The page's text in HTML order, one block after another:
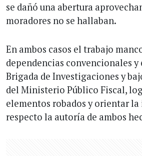
se dañó una abertura
moradores no se hallaban.
En ambos casos el trabajo
dependencias convencionales y
Brigada de Investigaciones y
del Ministerio Público Fiscal,
elementos robados y orientar
respecto la autoría de ambos